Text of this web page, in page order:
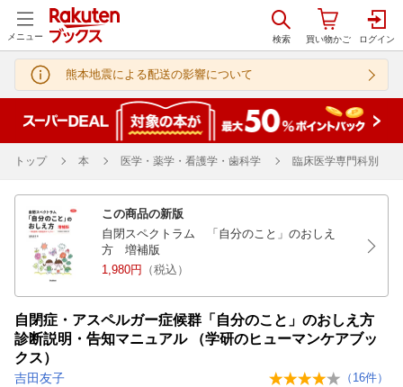
メニュー
熊本地震による配送の影響について
トップ 本 医学・薬学・看護学・歯科学 臨床医学専門科別
この商品の新版
自閉スペクトラム 「自分のこと」のおしえ
方 増補版
1,980円
（税込）
自閉症・アスペルガー症候群「自分のこと」のおしえ方
診断説明・告知マニュアル （学研のヒューマンケアブッ
クス）
吉田友子 （ 16件）